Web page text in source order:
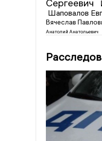
Сергеевич
Шаповалов
Вячеслав
Анатолий Анатольевич